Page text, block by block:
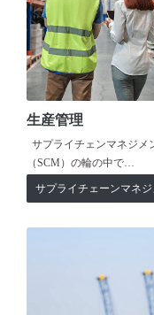
生産管理
サプライチェンマネジメ
（SCM）の輪の中で…